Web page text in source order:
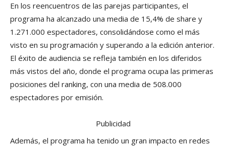
En los reencuentros de las parejas participantes, el
programa ha alcanzado una media de 15,4% de share y
1.271.000 espectadores, consolidándose como el más
visto en su programación y superando a la edición anterior.
El éxito de audiencia se refleja también en los diferidos
más vistos del año, donde el programa ocupa las primeras
posiciones del ranking, con una media de 508.000
espectadores por emisión.
Publicidad
Además, el programa ha tenido un gran impacto en redes